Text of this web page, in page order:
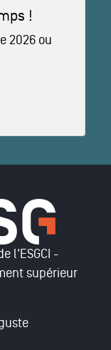
!
2026 ou
l'ESGCI -
supérieur